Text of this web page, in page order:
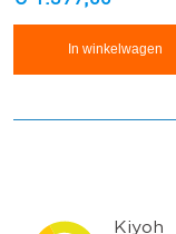
In winkelwagen